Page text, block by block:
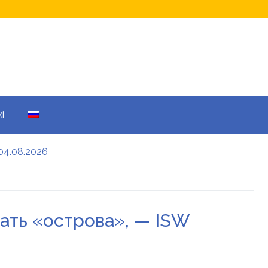
не начислят
«острова», — ISW